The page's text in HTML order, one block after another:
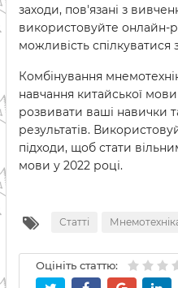
заходи, пов'язані з
використовуйте онлайн-
можливість спілкуватися
Комбінування
навчання китайської
розвивати ваші навички
результатів.
підходи, щоб стати
мови у 2022 році.
Статті
Оцініть статтю: